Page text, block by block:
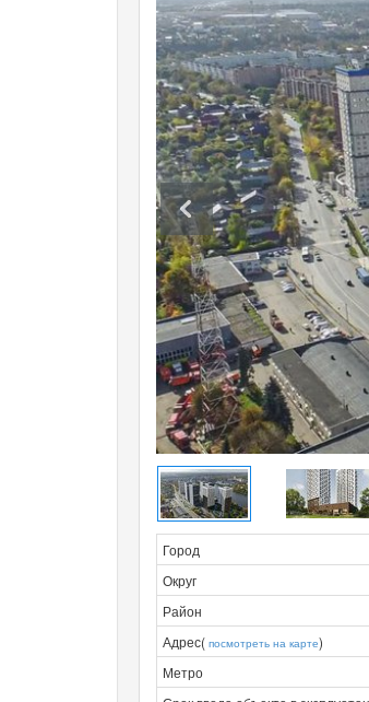
Город
Округ
Район
Адрес( посмотреть на карте)
Метро